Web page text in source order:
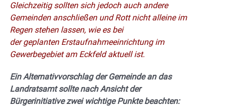
Gleichzeitig sollten sich jedoch auch andere
Gemeinden anschließen und Rott nicht alleine im
Regen stehen lassen, wie es bei
der geplanten Erstaufnahmeeinrichtung im
Gewerbegebiet am Eckfeld aktuell ist.
Ein Alternativvorschlag der Gemeinde an das
Landratsamt sollte nach Ansicht der
Bürgerinitiative zwei wichtige Punkte beachten: